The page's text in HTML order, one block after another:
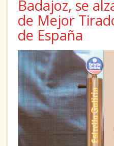
Badajoz, se
de Mejor
de España